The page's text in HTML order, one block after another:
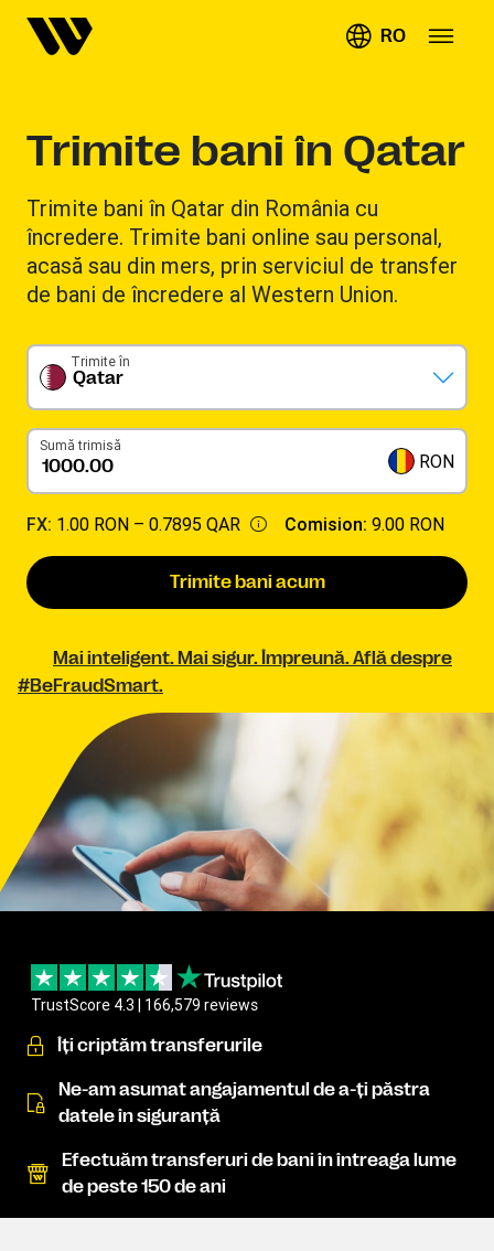
RO
Trimite bani în Qatar
Trimite bani în Qatar din România cu
încredere. Trimite bani online sau personal,
acasă sau din mers, prin serviciul de transfer
de bani de încredere al Western Union.
Qatar
Trimite în
Sumă trimisă
RON
FX: 1.00 RON – 0.7895 QAR Comision: 9.00 RON
Trimite bani acum
Mai inteligent. Mai sigur. Împreună. Află despre
#BeFraudSmart.
TrustScore 4.3 | 166,579 reviews
Îţi criptăm transferurile
Ne-am asumat angajamentul de a-ţi păstra
datele în siguranţă
Efectuăm transferuri de bani în întreaga lume
de peste 150 de ani